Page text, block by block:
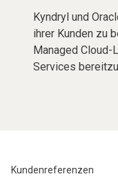
Kyndryl und
ihrer Kunden zu
Managed Cloud-
Services
Kundenreferenzen